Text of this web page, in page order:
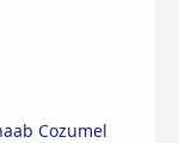
Cozumel